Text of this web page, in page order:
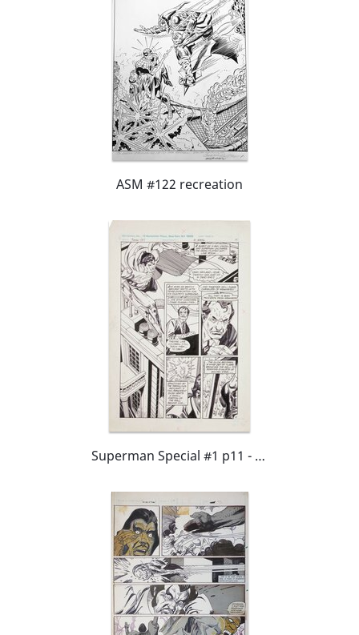
ASM #122 recreation
Superman Special #1 p11 - X-ray & heat vision in action!